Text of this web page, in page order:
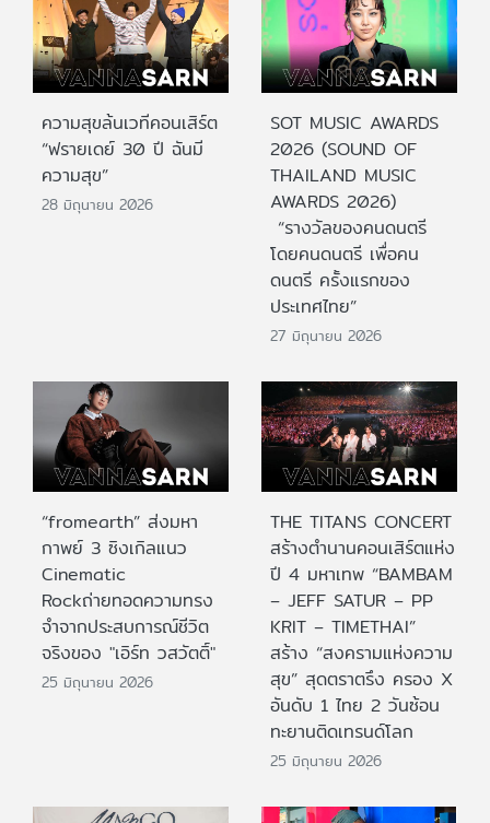
ความสุขล้นเวทีคอนเสิร์ต
“ฟรายเดย์ 30 ปี ฉันมี
ความสุข”
28 มิถุนายน 2026
SOT MUSIC AWARDS
2026 (SOUND OF
THAILAND MUSIC
AWARDS 2026)
“รางวัลของคนดนตรี
โดยคนดนตรี เพื่อคน
ดนตรี ครั้งแรกของ
ประเทศไทย”
27 มิถุนายน 2026
“fromearth” ส่งมหา
กาพย์ 3 ซิงเกิลแนว
Cinematic
Rockถ่ายทอดความทรง
จำจากประสบการณ์ชีวิต
จริงของ "เอิร์ท วสวัตติ์"
25 มิถุนายน 2026
THE TITANS CONCERT
สร้างตำนานคอนเสิร์ตแห่ง
ปี 4 มหาเทพ “BAMBAM
– JEFF SATUR – PP
KRIT – TIMETHAI”
สร้าง “สงครามแห่งความ
สุข” สุดตราตรึง ครอง X
อันดับ 1 ไทย 2 วันซ้อน
ทะยานติดเทรนด์โลก
25 มิถุนายน 2026